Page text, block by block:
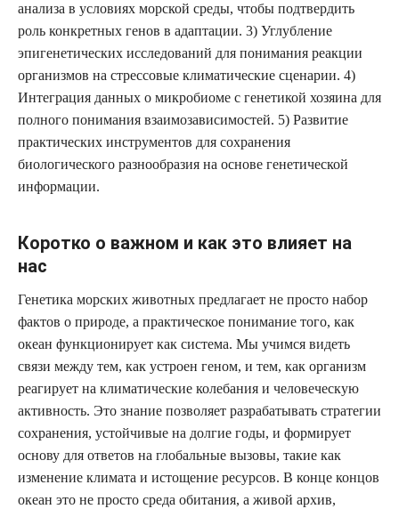
анализа в условиях морской среды, чтобы подтвердить
роль конкретных генов в адаптации. 3) Углубление
эпигенетических исследований для понимания реакции
организмов на стрессовые климатические сценарии. 4)
Интеграция данных о микробиоме с генетикой хозяина для
полного понимания взаимозависимостей. 5) Развитие
практических инструментов для сохранения
биологического разнообразия на основе генетической
информации.
Коротко о важном и как это влияет на
нас
Генетика морских животных предлагает не просто набор
фактов о природе, а практическое понимание того, как
океан функционирует как система. Мы учимся видеть
связи между тем, как устроен геном, и тем, как организм
реагирует на климатические колебания и человеческую
активность. Это знание позволяет разрабатывать стратегии
сохранения, устойчивые на долгие годы, и формирует
основу для ответов на глобальные вызовы, такие как
изменение климата и истощение ресурсов. В конце концов
океан это не просто среда обитания, а живой архив,